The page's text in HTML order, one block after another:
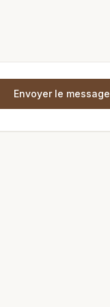
Envoyer le message